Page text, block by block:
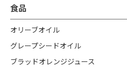
食品
オリーブオイル
グレープシードオイル
ブラッドオレンジジュース